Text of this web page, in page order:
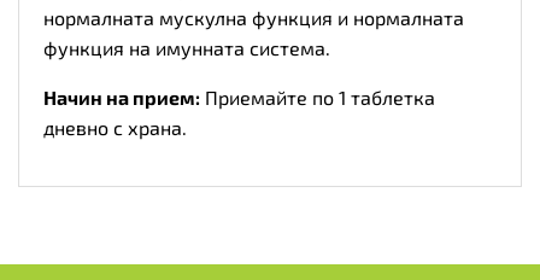
нормалната мускулна функция и нормалната
функция на имунната система.
Начин на прием: Приемайте по 1 таблетка
дневно с храна.